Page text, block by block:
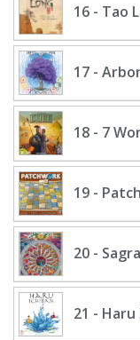
16 - Tao
17 -
18 - 7
19 -
20 -
21 - Haru